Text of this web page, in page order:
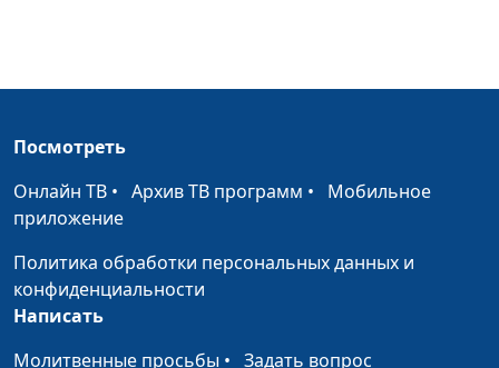
священнослужитель
священнослужитель
Праведность Божья
Иван Лобанов,
Авторитетная личность
Иван Лобанов,
Посмотреть
Онлайн ТВ • Архив ТВ программ • Мобильное
приложение
Политика обработки персональных данных и
конфиденциальности
Написать
Молитвенные просьбы • Задать вопрос